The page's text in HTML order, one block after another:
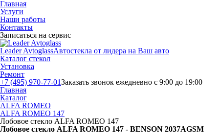
Главная
Услуги
Наши работы
Контакты
Записаться на сервис
Leader AvtoglassАвтостекла от лидера на Ваш авто
Каталог стекол
Установка
Ремонт
+7 (495) 970-77-01Заказать звонок ежедневно с 9:00 до 19:00
Главная
Каталог
ALFA ROMEO
ALFA ROMEO 147
Лобовое стекло ALFA ROMEO 147
Лобовое стекло ALFA ROMEO 147 - BENSON 2037AGSM